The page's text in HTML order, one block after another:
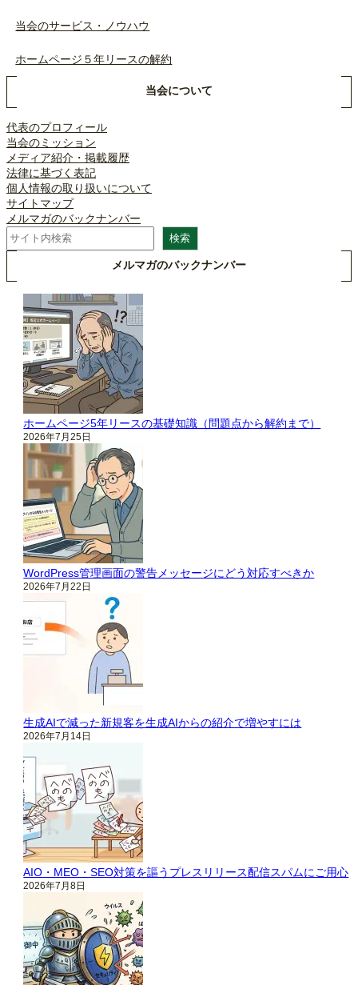
当会のサービス・ノウハウ
ホームページ５年リースの解約
当会について
代表のプロフィール
当会のミッション
メディア紹介・掲載履歴
法律に基づく表記
個人情報の取り扱いについて
サイトマップ
メルマガのバックナンバー
検
索
検索
メルマガのバックナンバー
ホームページ5年リースの基礎知識（問題点から解約まで）
2026年7月25日
WordPress管理画面の警告メッセージにどう対応すべきか
2026年7月22日
生成AIで減った新規客を生成AIからの紹介で増やすには
2026年7月14日
AIO・MEO・SEO対策を謳うプレスリリース配信スパムにご用心
2026年7月8日